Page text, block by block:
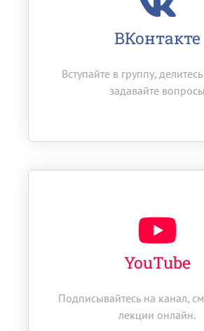
ВКонтакте
Вступайте в группу,
задавайте вопросы
YouTube
Подписывайтесь на канал,
лекции онлайн.